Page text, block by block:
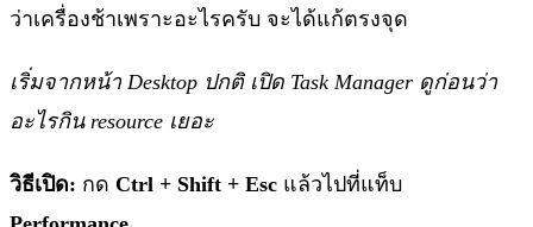
ว่าเครื่องช้าเพราะอะไรครับ จะได้แก้ตรงจุด
เริ่มจากหน้า Desktop ปกติ เปิด Task Manager ดูก่อนว่า
อะไรกิน resource เยอะ
วิธีเปิด: กด Ctrl + Shift + Esc แล้วไปที่แท็บ